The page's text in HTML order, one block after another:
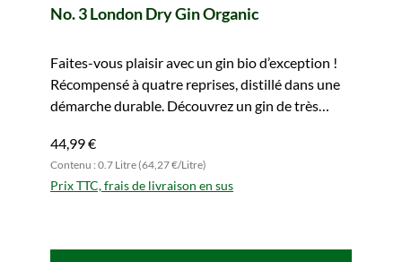
No. 3 London Dry Gin Organic
Faites-vous plaisir avec un gin bio d’exception !
Récompensé à quatre reprises, distillé dans une
démarche durable. Découvrez un gin de très
44,99 €
Contenu : 0.7 Litre (64,27 €/Litre)
Prix TTC, frais de livraison en sus